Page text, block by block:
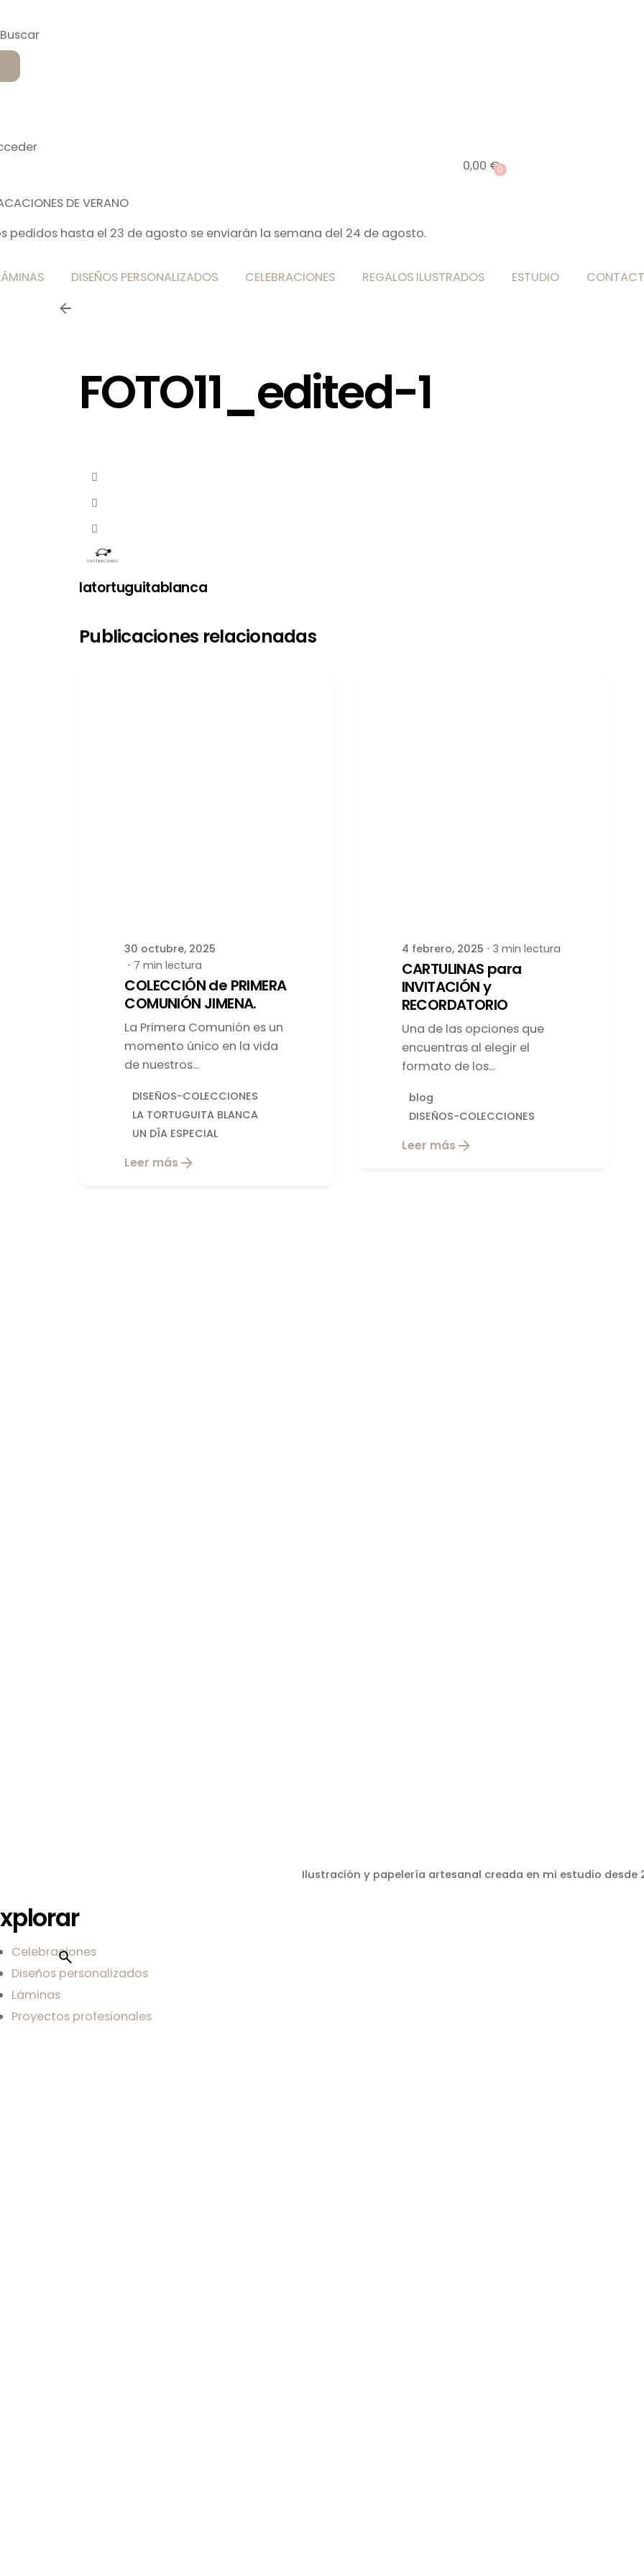
0,00 €0
DE VERANO
pedidos hasta el 23 de agosto se enviarán la semana del 24 de agosto.
DISEÑOS PERSONALIZADOS CELEBRACIONES REGALOS ILUSTRADOS ESTUDIO
FOTO11_edited-1
latortuguitablanca
Publicaciones relacionadas
30 octubre, 2025
7 min lectura
COLECCIÓN de PRIMERA
COMUNIÓN JIMENA.
La Primera Comunión es un
momento único en la vida
de nuestros...
DISEÑOS-COLECCIONES
LA TORTUGUITA BLANCA
UN DÍA ESPECIAL
Leer más
4 febrero, 2025 3 min lectura
CARTULINAS para
INVITACIÓN y
RECORDATORIO
Una de las opciones que
encuentras al elegir el
formato de los...
blog
DISEÑOS-COLECCIONES
Leer más
Ilustración y papelería artesanal creada en mi estudio desde
Celebraciones
Diseños personalizados
Láminas
Proyectos profesionales